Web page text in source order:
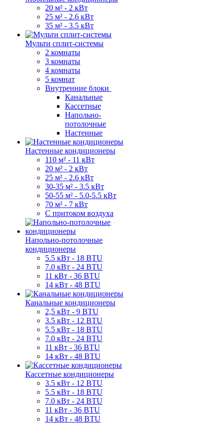
20 м² - 2 кВт
25 м² - 2.6 кВт
35 м² - 3.5 кВт
Мульти сплит-системы
2 комнаты
3 комнаты
4 комнаты
5 комнат
Внутренние блоки
Канальные
Кассетные
Напольно-
потолочные
Настенные
Настенные кондиционеры
110 м² - 11 кВт
20 м² - 2 кВт
25 м² - 2.6 кВт
30-35 м² - 3.5 кВт
50-55 м² - 5.0-5.5 кВт
70 м² - 7 кВт
С притоком воздуха
Напольно-потолочные
кондиционеры
5.5 кВт - 18 BTU
7.0 кВт - 24 BTU
11 кВт - 36 BTU
14 кВт - 48 BTU
Канальные кондиционеры
2,5 кВт - 9 BTU
3.5 кВт - 12 BTU
5.5 кВт - 18 BTU
7.0 кВт - 24 BTU
11 кВт - 36 BTU
14 кВт - 48 BTU
Кассетные кондиционеры
3.5 кВт - 12 BTU
5.5 кВт - 18 BTU
7.0 кВт - 24 BTU
11 кВт - 36 BTU
14 кВт - 48 BTU